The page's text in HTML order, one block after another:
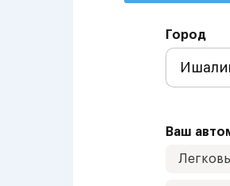
Город
Ваш